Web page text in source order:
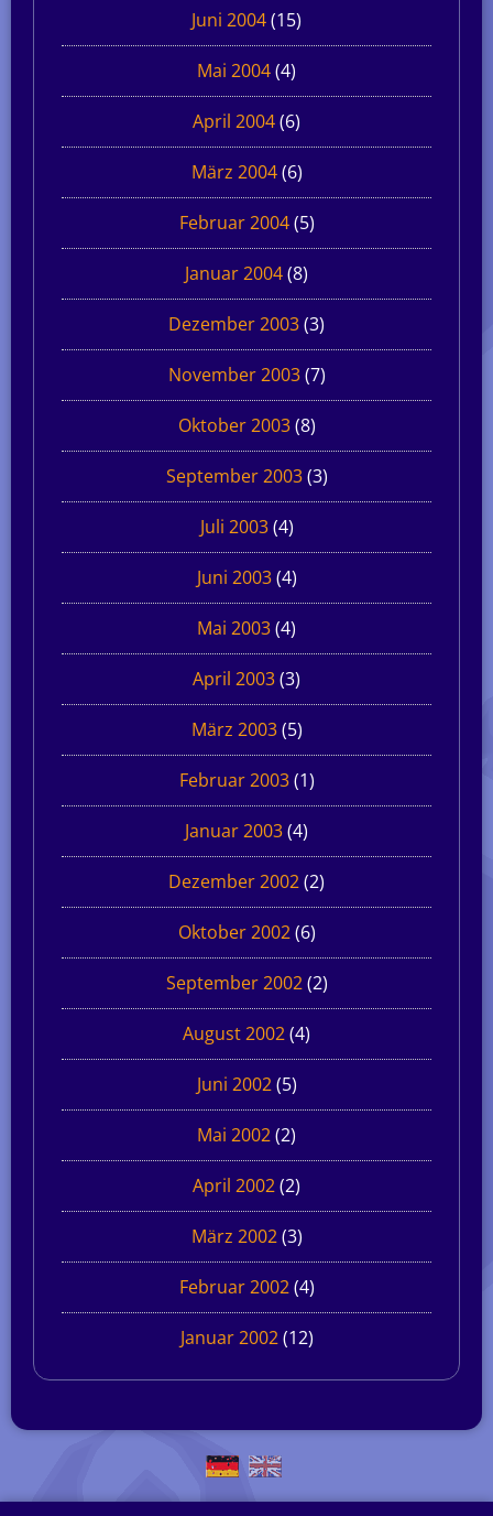
Juni 2004(15)
Mai 2004(4)
April 2004(6)
März 2004(6)
Februar 2004(5)
Januar 2004(8)
Dezember 2003(3)
November 2003(7)
Oktober 2003(8)
September 2003(3)
Juli 2003(4)
Juni 2003(4)
Mai 2003(4)
April 2003(3)
März 2003(5)
Februar 2003(1)
Januar 2003(4)
Dezember 2002(2)
Oktober 2002(6)
September 2002(2)
August 2002(4)
Juni 2002(5)
Mai 2002(2)
April 2002(2)
März 2002(3)
Februar 2002(4)
Januar 2002(12)